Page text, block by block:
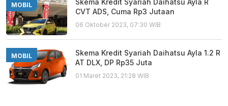
MOBIL
Skema Kredit Syariah Daihatsu Ayla R
CVT ADS, Cuma Rp3 Jutaan
06 Oktober 2023, 07:30 WIB
MOBIL
Skema Kredit Syariah Daihatsu Ayla 1.2 R
AT DLX, DP Rp35 Juta
01 Maret 2023, 21:28 WIB